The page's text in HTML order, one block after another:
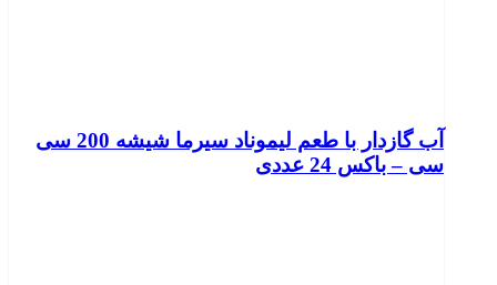
آب گازدار با طعم لیموناد سیرما شیشه 200 سی
سی – باکس 24 عددی